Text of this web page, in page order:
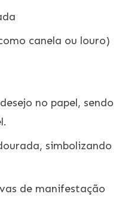
canela ou louro)
no papel, sendo
simbolizando
de manifestação